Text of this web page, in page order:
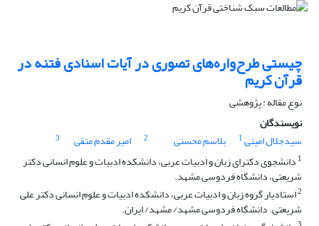
چیستی طرح‌واره‌های تصوری در آیات اسنادی فتنه در
قرآن کریم
نوع مقاله : پژوهشی
نویسندگان
سیدجلال امینی1 بلاسم محسنی 2 امیر مقدم متقی
3
1 دانشجوی دکترای زبان و ادبیات عربی، دانشکده ادبیات و علوم انسانی دکتر
شریعتی، دانشگاه فردوسی مشهد.
2استادیار گروه زبان و ادبیات عربی، دانشکده ادبیات و علوم انسانی دکتر علی
شریعتی. دانشگاه فردوسی مشهد/ مشهد/ ایران.